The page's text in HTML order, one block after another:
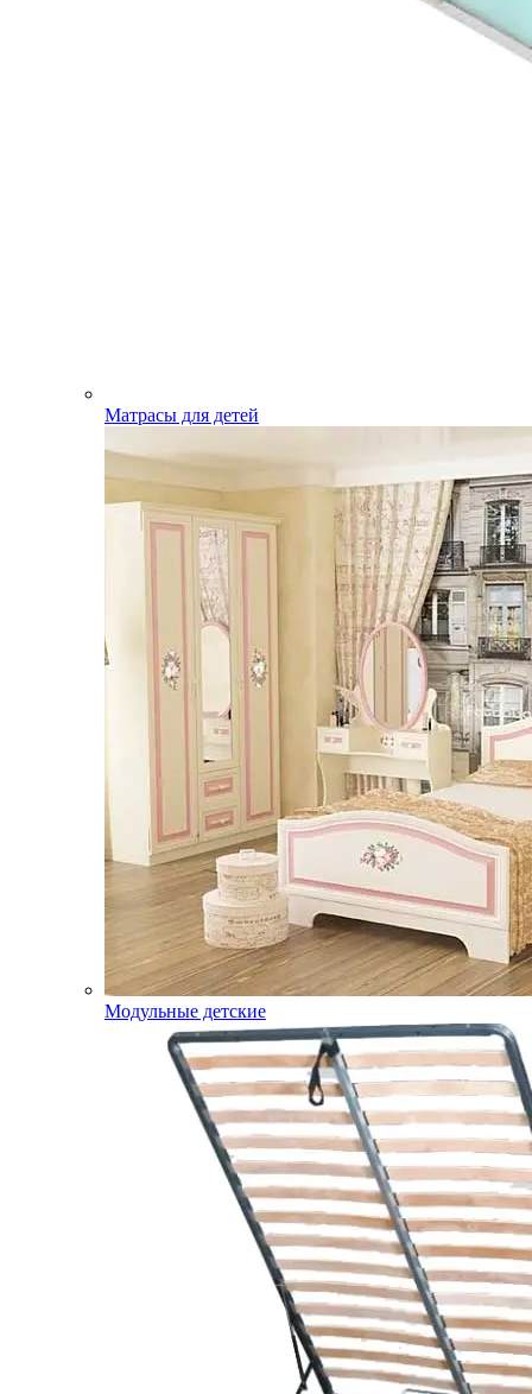
Матрасы для детей
Модульные детские